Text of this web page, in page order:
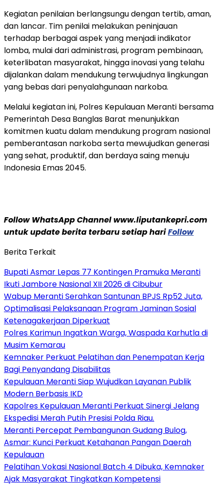
Kegiatan penilaian berlangsungu dengan tertib, aman,
dan lancar. Tim penilai melakukan peninjauan
terhadap berbagai aspek yang menjadi indikator
lomba, mulai dari administrasi, program pembinaan,
keterlibatan masyarakat, hingga inovasi yang telahu
dijalankan dalam mendukung terwujudnya lingkungan
yang bebas dari penyalahgunaan narkoba.
Melalui kegiatan ini, Polres Kepulauan Meranti bersama
Pemerintah Desa Banglas Barat menunjukkan
komitmen kuatu dalam mendukung program nasional
pemberantasan narkoba serta mewujudkan generasi
yang sehat, produktif, dan berdaya saing menuju
Indonesia Emas 2045.
Follow WhatsApp Channel www.liputankepri.com
untuk update berita terbaru setiap hariFollow
Berita Terkait
Bupati Asmar Lepas 77 Kontingen Pramuka Meranti
Ikuti Jambore Nasional XII 2026 di Cibubur
Wabup Meranti Serahkan Santunan BPJS Rp52 Juta,
Optimalisasi Pelaksanaan Program Jaminan Sosial
Ketenagakerjaan Diperkuat
Polres Karimun Ingatkan Warga, Waspada Karhutla di
Musim Kemarau
Kemnaker Perkuat Pelatihan dan Penempatan Kerja
Bagi Penyandang Disabilitas
Kepulauan Meranti Siap Wujudkan Layanan Publik
Modern Berbasis IKD
Kapolres Kepulauan Meranti Perkuat Sinergi Jelang
Ekspedisi Merah Putih Presisi Polda Riau.
Meranti Percepat Pembangunan Gudang Bulog,
Asmar: Kunci Perkuat Ketahanan Pangan Daerah
Kepulauan
Pelatihan Vokasi Nasional Batch 4 Dibuka, Kemnaker
Ajak Masyarakat Tingkatkan Kompetensi